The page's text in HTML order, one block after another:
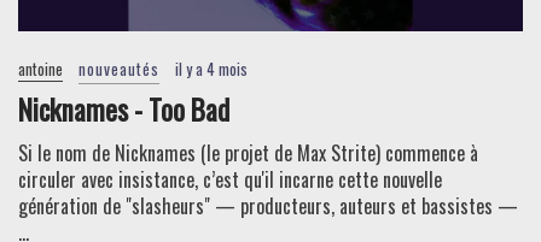
antoine nouveautés il y a 4 mois
Nicknames - Too Bad
Si le nom de Nicknames (le projet de Max Strite) commence à
circuler avec insistance, c’est qu'il incarne cette nouvelle
génération de "slasheurs" — producteurs, auteurs et bassistes —
...